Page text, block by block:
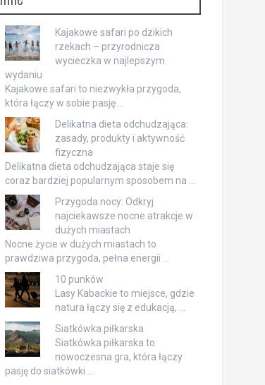
Kajakowe safari po dzikich
rzekach – przyrodnicza
wycieczka w najlepszym
wydaniu
Kajakowe safari to niezwykła przygoda,
która łączy w sobie pasję …
Delikatna dieta odchudzająca:
zasady, produkty i aktywność
fizyczna
Delikatna dieta odchudzająca staje się
coraz bardziej popularnym sposobem na …
Przygoda nocy: Odkryj
najciekawsze nocne atrakcje w
dużych miastach
Nocne życie w dużych miastach to
prawdziwa przygoda, pełna energii …
10 punków
Lasy Kabackie to miejsce, gdzie
natura łączy się z edukacją, …
Siatkówka piłkarska
Siatkówka piłkarska to
nowoczesna gra, która łączy
pasję do siatkówki …